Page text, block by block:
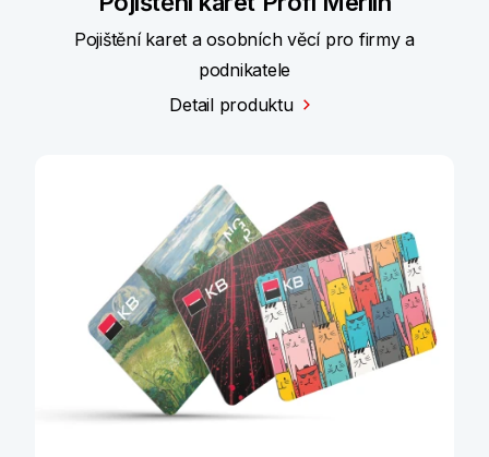
Pojištění karet a osobních věcí pro firmy a
podnikatele
Detail produktu